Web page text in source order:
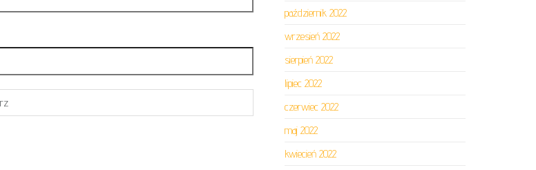
październik 2022
wrzesień 2022
sierpień 2022
lipiec 2022
czerwiec 2022
maj 2022
kwiecień 2022